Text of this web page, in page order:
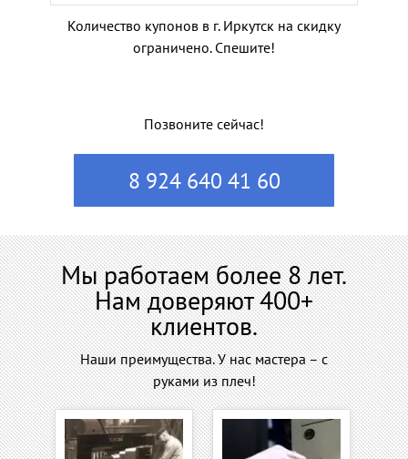
Количество купонов в г. Иркутск на скидку
ограничено. Спешите!
Позвоните сейчас!
8 924 640 41 60
Мы работаем более 8 лет.
Нам доверяют 400+
клиентов.
Наши преимущества. У нас мастера – с
руками из плеч!